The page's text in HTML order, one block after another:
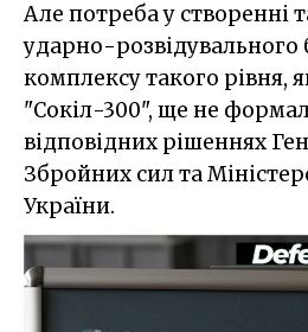
Але потреба у створенні
ударно-розвідувального
комплексу такого рівня,
"Сокіл-300", ще не
відповідних рішеннях
Збройних сил та
України.